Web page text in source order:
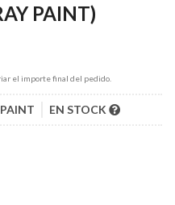
PAINT)
el importe final del pedido.
EN STOCK